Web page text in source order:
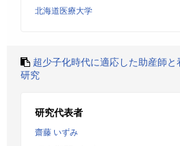
北海道医療大学
超少子化時代に適応した助産師と
研究
研究代表者
齋藤 いずみ